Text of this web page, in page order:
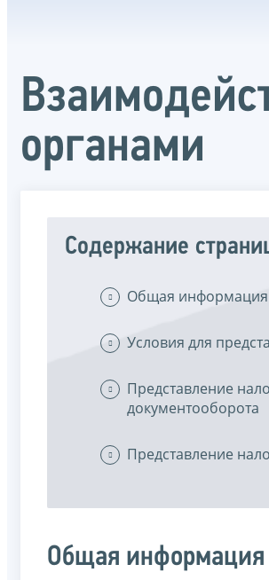
органами
Содержание
Общая информация
Условия для
Представление
документооборота
Представление
Общая информация